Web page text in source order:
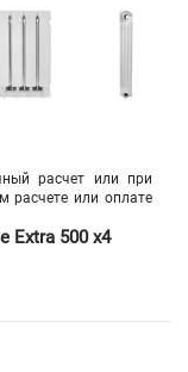
расчет или при
расчете или оплате
Extra 500 х4